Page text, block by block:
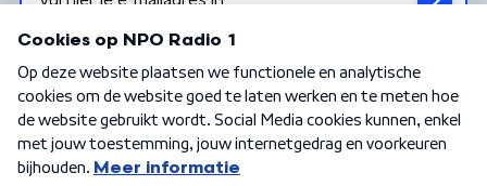
Algemene voorwaarden